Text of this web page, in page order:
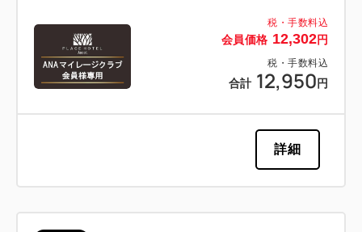
税・手数料込
会員価格 12,302円
税・手数料込
合計 12,950 円
詳細